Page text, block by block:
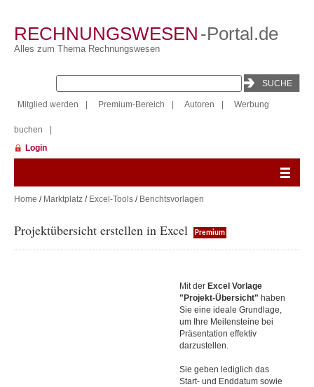
RECHNUNGSWESEN -Portal.de
Alles zum Thema Rechnungswesen
Mitglied werden Premium-Bereich Autoren Werbung
buchen
Login
Home / Marktplatz / Excel-Tools / Berichtsvorlagen
Projektübersicht erstellen in Excel Premium
Mit der Excel Vorlage
"Projekt-Übersicht" haben
Sie eine ideale Grundlage,
um Ihre Meilensteine bei
Präsentation effektiv
darzustellen.
Sie geben lediglich das
Start- und Enddatum sowie